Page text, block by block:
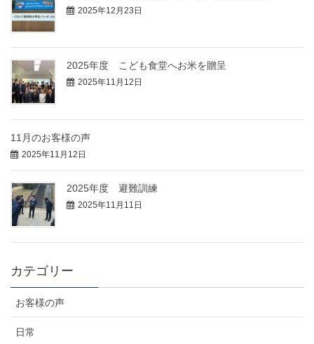
2025年12月23日
2025年度 こども食堂へお米を贈呈
2025年11月12日
11月のお客様の声
2025年11月12日
2025年度 避難訓練
2025年11月11日
カテゴリー
お客様の声
日常